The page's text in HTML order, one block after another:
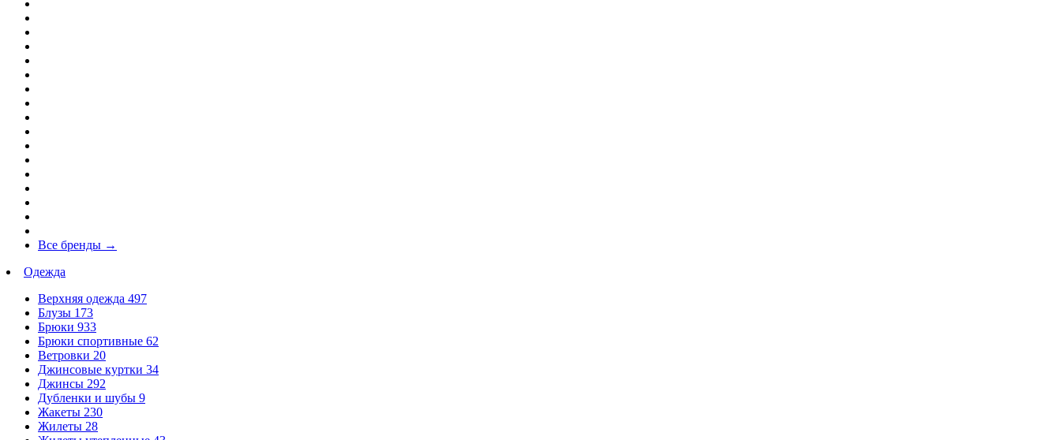
Все бренды →
Одежда
Верхняя одежда 497
Блузы 173
Брюки 933
Брюки спортивные 62
Ветровки 20
Джинсовые куртки 34
Джинсы 292
Дубленки и шубы 9
Жакеты 230
Жилеты 28